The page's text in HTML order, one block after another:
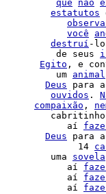
que não
estatutos
você
destruí -
|          de seus
Egito , e
|          um animal
Deus para
ouvidos .
compaixão ,
|         cabritinho
|            aí
Deus para
|              14
|         uma sovela
|            aí
|            aí
|            aí